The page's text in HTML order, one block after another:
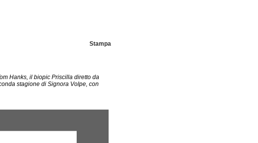
Stampa
Hanks, il biopic Priscilla diretto da
stagione di Signora Volpe, con